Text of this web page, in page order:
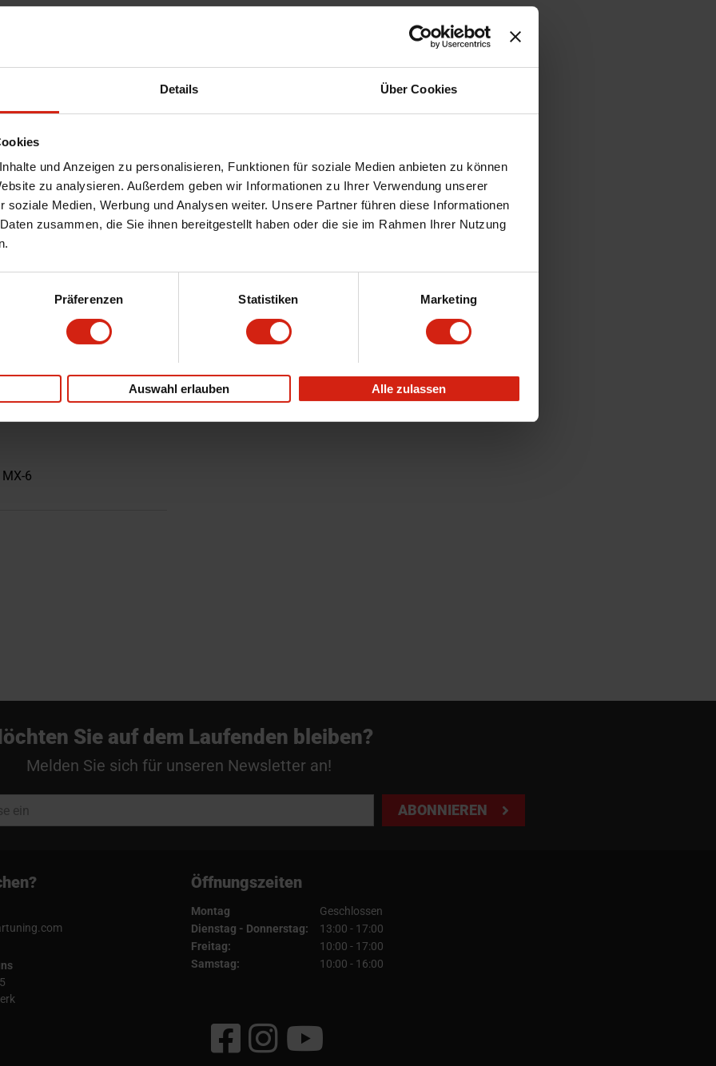
Details Über Cookies
und Anzeigen zu personalisieren, Funktionen für soziale Medien anbieten zu können
zu analysieren. Außerdem geben wir Informationen zu Ihrer Verwendung unserer
soziale Medien, Werbung und Analysen weiter. Unsere Partner führen diese Informationen
zusammen, die Sie ihnen bereitgestellt haben oder die sie im Rahmen Ihrer Nutzung
Präferenzen Statistiken Marketing
Auswahl erlauben Alle zulassen
6
Sie auf dem Laufenden bleiben?
Melden Sie sich für unseren Newsletter an!
ABONNIEREN
Öffnungszeiten
Montag
Geschlossen
Dienstag - Donnerstag:
13:00 - 17:00
Freitag:
10:00 - 17:00
Samstag:
10:00 - 16:00